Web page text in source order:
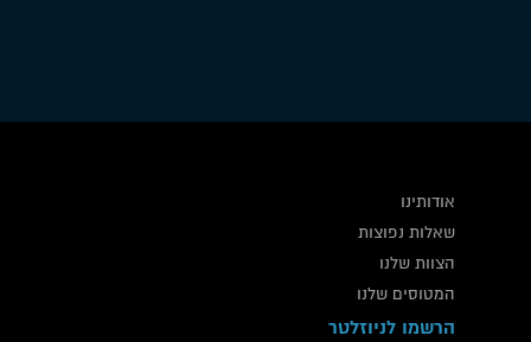
אודותינו
שאלות נפוצות
הצוות שלנו
המטוסים שלנו
הרשמו לניוזלטר